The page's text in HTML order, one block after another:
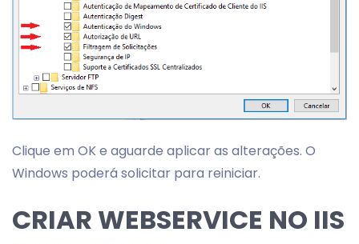
Clique em OK e aguarde aplicar as alterações. O
Windows poderá solicitar para reiniciar.
CRIAR WEBSERVICE NO IIS